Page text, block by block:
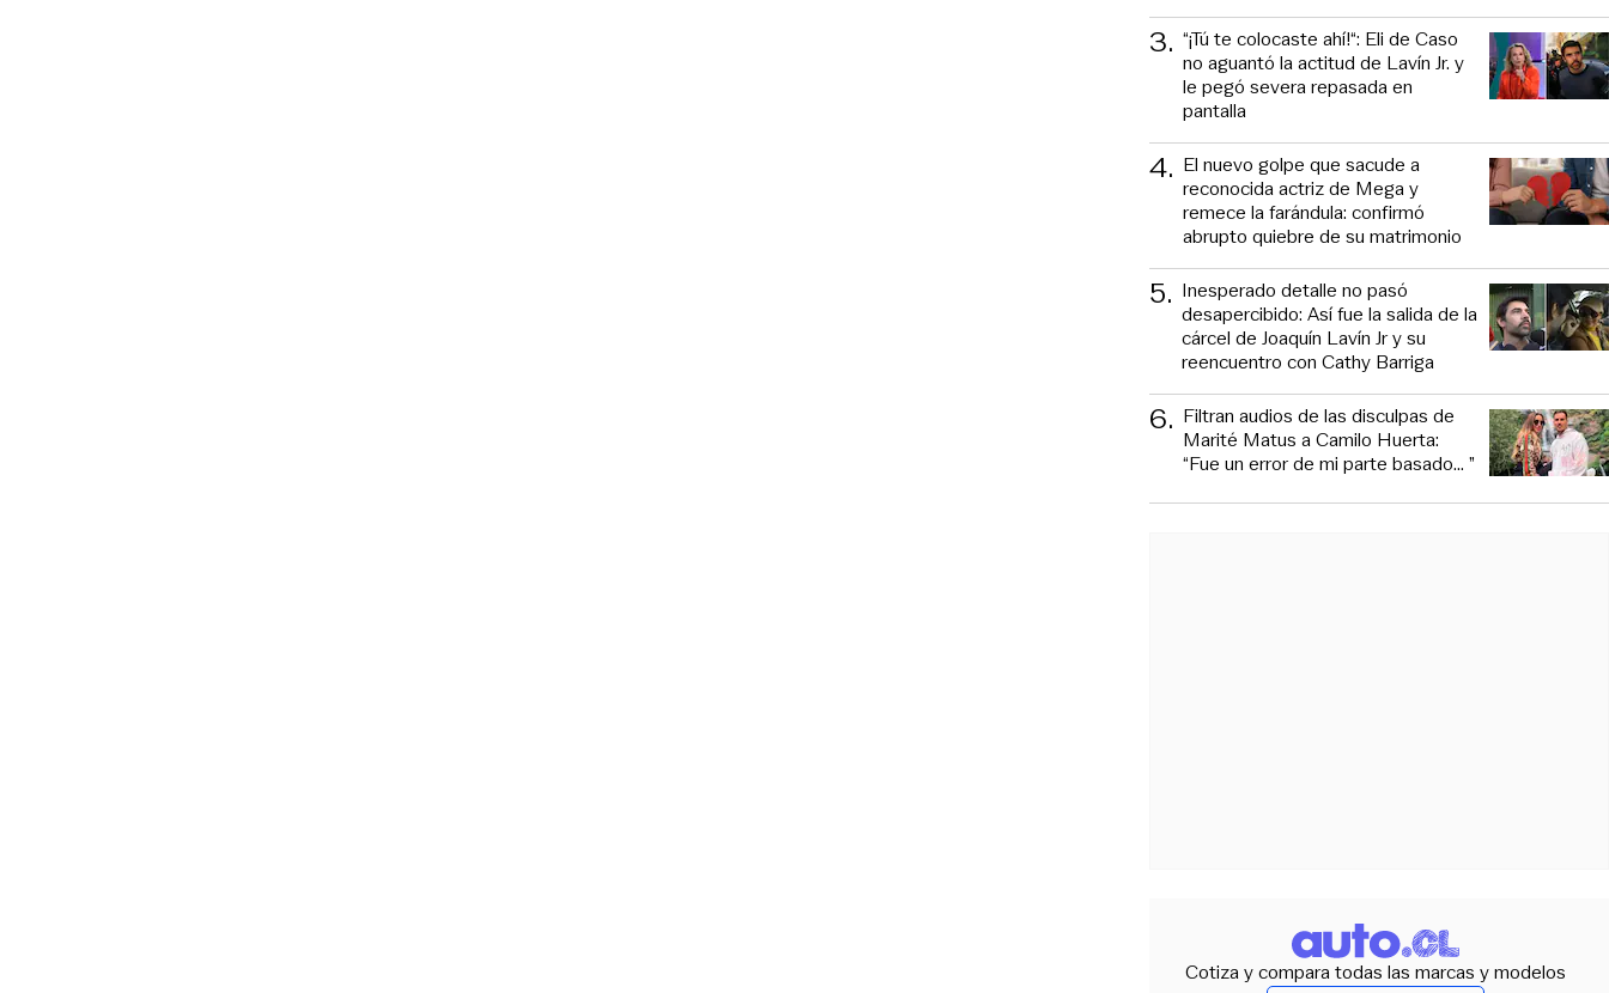
3. “¡Tú te colocaste ahí!“: Eli de Caso
no aguantó la actitud de Lavín Jr. y
le pegó severa repasada en
pantalla
4. El nuevo golpe que sacude a
reconocida actriz de Mega y
remece la farándula: confirmó
abrupto quiebre de su matrimonio
5. Inesperado detalle no pasó
desapercibido: Así fue la salida de la
cárcel de Joaquín Lavín Jr y su
reencuentro con Cathy Barriga
6. Filtran audios de las disculpas de
Marité Matus a Camilo Huerta:
“Fue un error de mi parte basado... ”
Cotiza y compara todas las marcas y modelos